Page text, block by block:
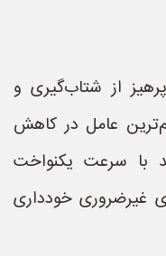
از شتاب‌گیری و
عامل در کاهش
سرعت یکنواخت
غیرضروری خودداری